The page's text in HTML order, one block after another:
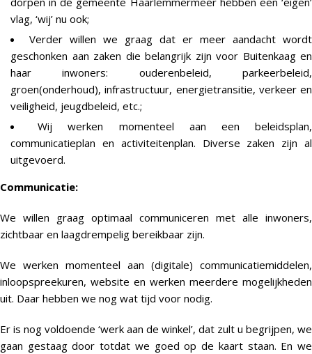
vlag, ‘wij’ nu ook;
Verder willen we graag dat er meer aandacht wordt
geschonken aan zaken die belangrijk zijn voor Buitenkaag en
haar inwoners: ouderenbeleid, parkeerbeleid,
groen(onderhoud), infrastructuur, energietransitie, verkeer en
veiligheid, jeugdbeleid, etc.;
Wij werken momenteel aan een beleidsplan,
communicatieplan en activiteitenplan. Diverse zaken zijn al
uitgevoerd.
Communicatie:
We willen graag optimaal communiceren met alle inwoners,
zichtbaar en laagdrempelig bereikbaar zijn.
We werken momenteel aan (digitale) communicatiemiddelen,
inloopspreekuren, website en werken meerdere mogelijkheden
uit. Daar hebben we nog wat tijd voor nodig.
Er is nog voldoende ‘werk aan de winkel’, dat zult u begrijpen, we
gaan gestaag door totdat we goed op de kaart staan. En we